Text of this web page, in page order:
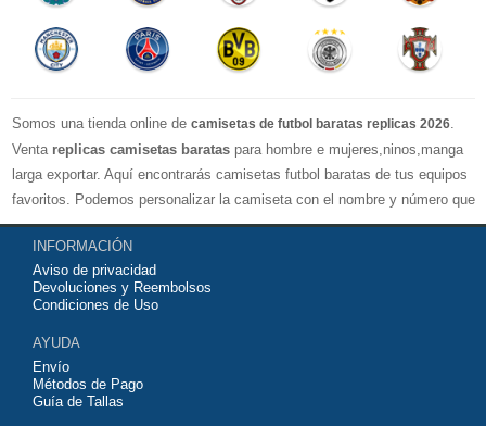
Somos una tienda online de camisetas de futbol baratas replicas 2026
Venta replicas camisetas baratas para hombre e mujeres,ninos,manga
larga exportar. Aquí encontrarás camisetas futbol baratas de tus equipos
favoritos. Podemos personalizar la camiseta con el nombre y número que
quieras. Nuestrascamisetas de futbol replicasson de máxima calidad
tailandesa por lo que estamos convencidos que quedarás muy satisfecho
con ella. Estas camisetas tienen un tejido transpirable por lo que te
servirán para jugar al fútbol o simplemente para animar a tu equipo
contáctanos y haremos lo posible para conseguirtela lo más barata
posible.
INFORMACIÓN
Aviso de privacidad
Devoluciones y Reembolsos
Condiciones de Uso
AYUDA
Envío
Métodos de Pago
Guía de Tallas